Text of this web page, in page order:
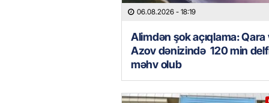
06.08.2026 - 18:19
Alimdən şok açıqlama: Qara
Azov dənizində 120 min
məhv olub